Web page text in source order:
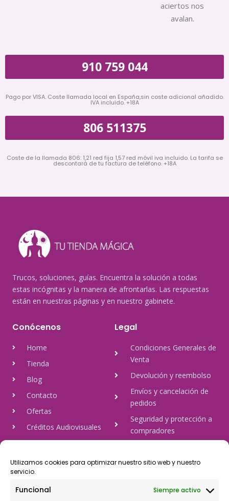
Utilizamos cookies para optimizar nuestro sitio web y nuestro
servicio.
Funcional Siempre activo
aciertos nos
avalan.
910 759 044
Pago por VISA. Coste llamada local en España,sin coste adicional añadido.
IVA incluido. +18A
806 511375
Coste de la llamada 806: 1,21 red fija 1,57 red móvil iva incluido. La tarifa se
descontará de tu factura de teléfono. +18A
Trucos, soluciones, guías. Encuentra la solución a todas
estas incógnitas y la manera de afrontarlas. Las respuestas
están en nuestras páginas y en nuestro gabinete.
Conócenos
Home
Tienda
Blog
Contacto
Ofertas
Créditos Audiovisuales
tulineamagica.com
Legal
Condiciones Generales de
Venta
Devolución y reembolso
Envíos y cancelación de
pedidos
Seguridad y protección a
compradores
Política de cookies